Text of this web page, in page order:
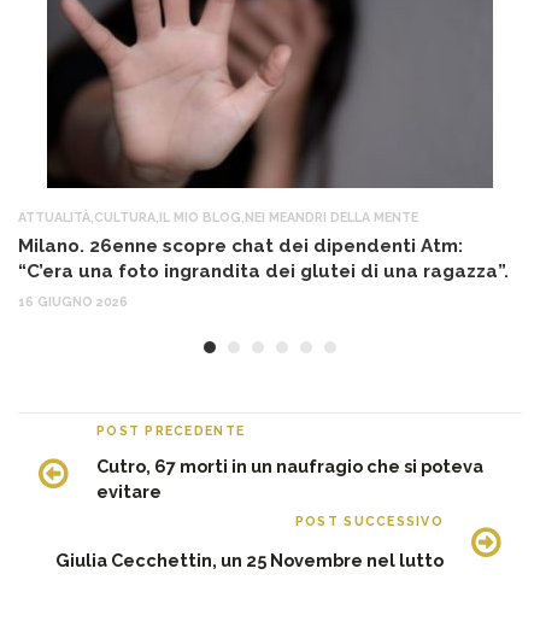
ATTUALITÀ CULTURA IL MIO BLOG NEI MEANDRI DELLA MENTE
Milano. 26enne scopre chat dei dipendenti Atm:
“C’era una foto ingrandita dei glutei di una ragazza”.
16 GIUGNO 2026
POST PRECEDENTE
Cutro, 67 morti in un naufragio che si poteva
evitare
POST SUCCESSIVO
Giulia Cecchettin, un 25 Novembre nel lutto